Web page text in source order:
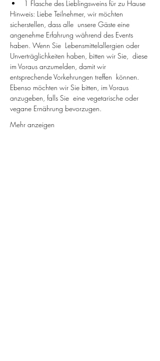
1 Flasche des Lieblingsweins für zu Hause
Hinweis: Liebe Teilnehmer, wir möchten
sicherstellen, dass alle  unsere Gäste eine
angenehme Erfahrung während des Events
haben. Wenn Sie  Lebensmittelallergien oder
Unverträglichkeiten haben, bitten wir Sie,  diese
im Voraus anzumelden, damit wir
entsprechende Vorkehrungen treffen  können.
Ebenso möchten wir Sie bitten, im Voraus
anzugeben, falls Sie  eine vegetarische oder
vegane Ernährung bevorzugen.
Mehr anzeigen